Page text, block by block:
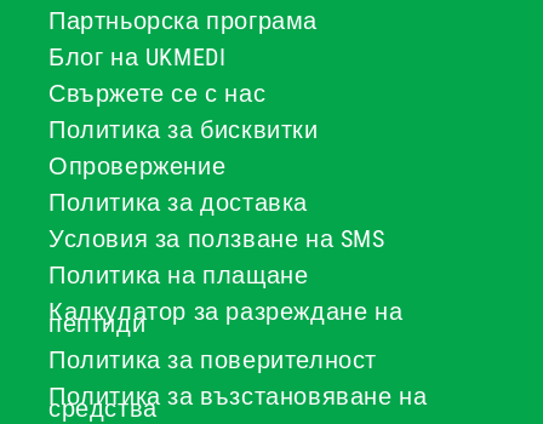
Партньорска програма
Блог на UKMEDI
Свържете се с нас
Политика за бисквитки
Опровержение
Политика за доставка
Условия за ползване на SMS
Политика на плащане
Калкулатор за разреждане на
пептиди
Политика за поверителност
Политика за възстановяване на
средства